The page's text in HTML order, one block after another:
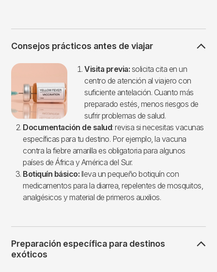
Consejos prácticos antes de viajar
Imagen Visita previa: solicita cita en un
centro de atención al viajero con
suficiente antelación. Cuanto más
preparado estés, menos riesgos de
sufrir problemas de salud.
Documentación de salud: revisa si necesitas vacunas
específicas para tu destino. Por ejemplo, la vacuna
contra la fiebre amarilla es obligatoria para algunos
países de África y América del Sur.
Botiquín básico: lleva un pequeño botiquín con
medicamentos para la diarrea, repelentes de mosquitos,
analgésicos y material de primeros auxilios.
Preparación específica para destinos
exóticos